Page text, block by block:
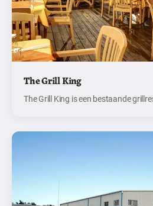
The Grill King
The Grill King is een bestaande